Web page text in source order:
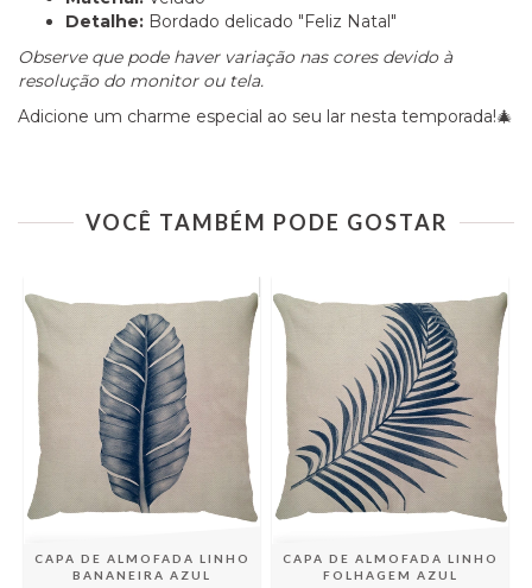
Detalhe: Bordado delicado "Feliz Natal"
Observe que pode haver variação nas cores devido à
resolução do monitor ou tela.
Adicione um charme especial ao seu lar nesta temporada!🎄
VOCÊ TAMBÉM PODE GOSTAR
CAPA DE ALMOFADA LINHO
BANANEIRA AZUL
CAPA DE ALMOFADA LINHO
FOLHAGEM AZUL